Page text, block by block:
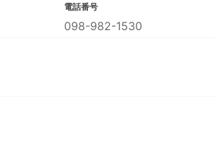
電話番号
098-982-1530